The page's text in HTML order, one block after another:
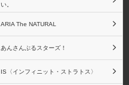
い。
ARIA The NATURAL
あんさんぶるスターズ！
IS〈インフィニット・ストラトス〉